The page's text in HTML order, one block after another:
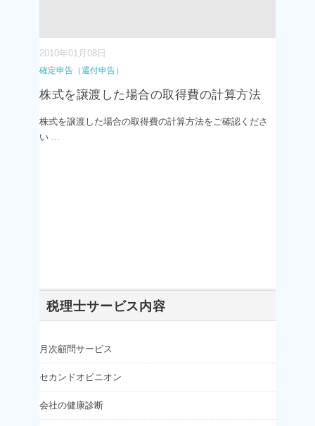
2010年01月08日
確定申告（還付申告）
株式を譲渡した場合の取得費の計算方法
株式を譲渡した場合の取得費の計算方法をご確認くださ
い ...
税理士サービス内容
月次顧問サービス
セカンドオピニオン
会社の健康診断